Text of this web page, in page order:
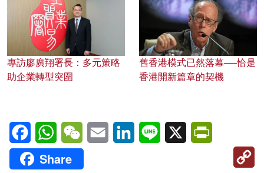
專訪廖廣翔署長：多元策略
助企業轉型突圍
舊香港模式已然落幕──恰是
香港開新篇章的契機
FacebookWhatsAppWeChatEmail LinkedInLine X
Share